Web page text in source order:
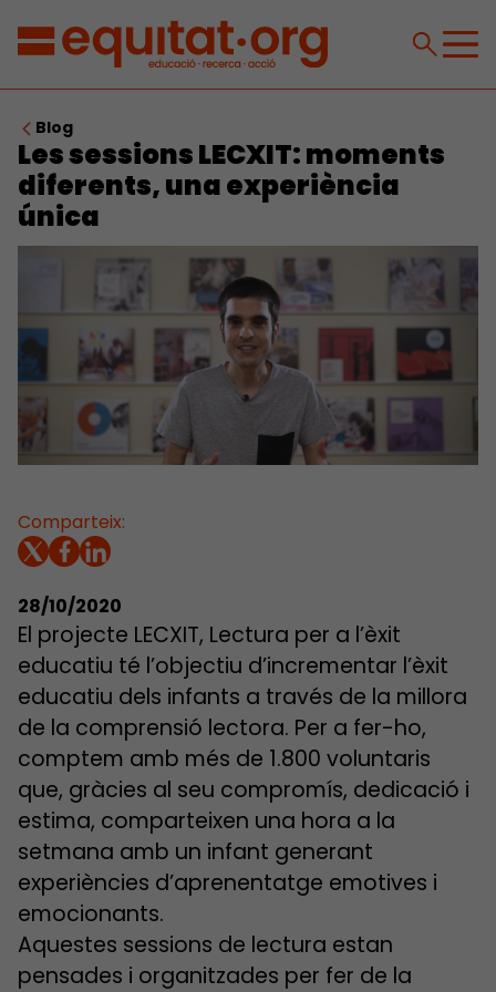
Blog
Les sessions LECXIT: moments
diferents, una experiència
única
Comparteix:
28/10/2020
El projecte LECXIT, Lectura per a l’èxit
educatiu té l’objectiu d’incrementar l’èxit
educatiu dels infants a través de la millora
de la comprensió lectora. Per a fer-ho,
comptem amb més de 1.800 voluntaris
que, gràcies al seu compromís, dedicació i
estima, comparteixen una hora a la
setmana amb un infant generant
experiències d’aprenentatge emotives i
emocionants.
Aquestes sessions de lectura estan
pensades i organitzades per fer de la